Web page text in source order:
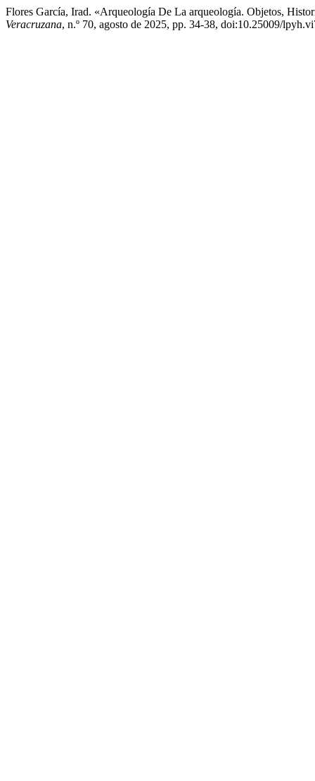
Flores García, Irad. «Arqueología De La arqueología. Objetos,
Veracruzana, n.º 70, agosto de 2025, pp. 34-38, doi:10.25009/